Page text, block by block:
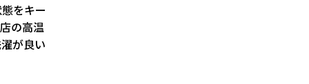
をキー
の高温
が良い